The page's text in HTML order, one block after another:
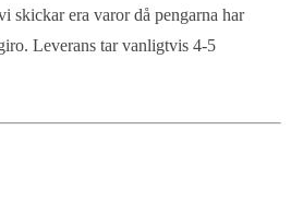
skickar era varor då pengarna har
Leverans tar vanligtvis 4-5